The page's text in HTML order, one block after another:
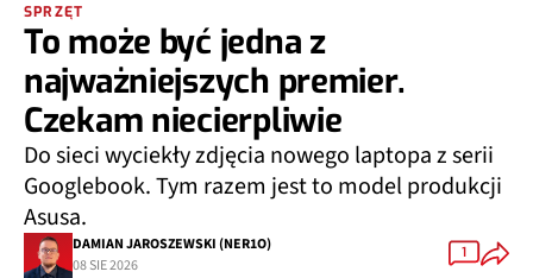
SPRZĘT
To może być jedna z
najważniejszych premier.
Czekam niecierpliwie
Do sieci wyciekły zdjęcia nowego laptopa z serii
Googlebook. Tym razem jest to model produkcji
Asusa.
DAMIAN JAROSZEWSKI (NER1O)
08 SIE 2026
1